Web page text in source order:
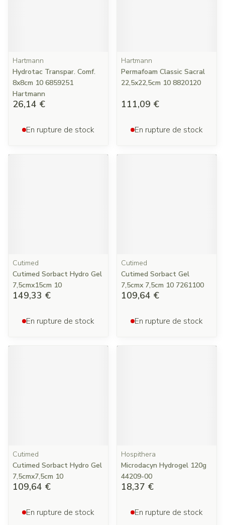
Hartmann
Hydrotac Transpar. Comf.
8x8cm 10 6859251
Hartmann
26,14 €
En rupture de stock
Hartmann
Permafoam Classic Sacral
22,5x22,5cm 10 8820120
111,09 €
En rupture de stock
Cutimed
Cutimed Sorbact Hydro Gel
7,5cmx15cm 10
149,33 €
En rupture de stock
Cutimed
Cutimed Sorbact Gel
7,5cmx 7,5cm 10 7261100
109,64 €
En rupture de stock
Cutimed
Cutimed Sorbact Hydro Gel
7,5cmx7,5cm 10
109,64 €
En rupture de stock
Hospithera
Microdacyn Hydrogel 120g
44209-00
18,37 €
En rupture de stock